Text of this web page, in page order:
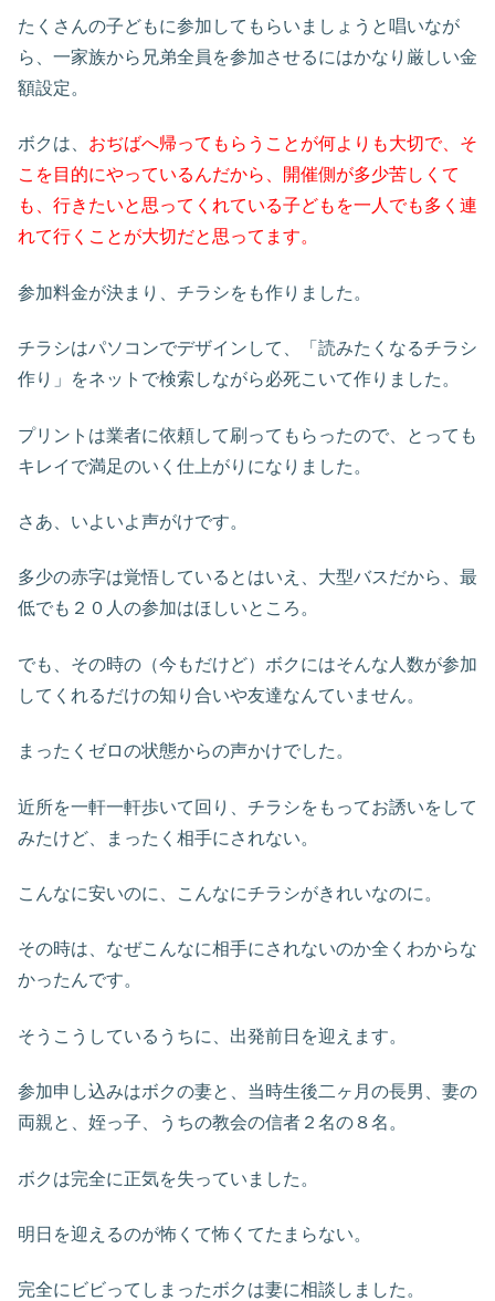
たくさんの子どもに参加してもらいましょうと唱いなが
ら、一家族から兄弟全員を参加させるにはかなり厳しい金
額設定。
ボクは、 おぢばへ帰ってもらうことが何よりも大切で、そ
こを目的にやっているんだから、開催側が多少苦しくて
も、行きたいと思ってくれている子どもを一人でも多く連
れて行くことが大切だと思ってます。
参加料金が決まり、チラシをも作りました。
チラシはパソコンでデザインして、「読みたくなるチラシ
作り」をネットで検索しながら必死こいて作りました。
プリントは業者に依頼して刷ってもらったので、とっても
キレイで満足のいく仕上がりになりました。
さあ、いよいよ声がけです。
多少の赤字は覚悟しているとはいえ、大型バスだから、最
低でも２０人の参加はほしいところ。
でも、その時の（今もだけど）ボクにはそんな人数が参加
してくれるだけの知り合いや友達なんていません。
まったくゼロの状態からの声かけでした。
近所を一軒一軒歩いて回り、チラシをもってお誘いをして
みたけど、まったく相手にされない。
こんなに安いのに、こんなにチラシがきれいなのに。
その時は、なぜこんなに相手にされないのか全くわからな
かったんです。
そうこうしているうちに、出発前日を迎えます。
参加申し込みはボクの妻と、当時生後二ヶ月の長男、妻の
両親と、姪っ子、うちの教会の信者２名の８名。
ボクは完全に正気を失っていました。
明日を迎えるのが怖くて怖くてたまらない。
完全にビビってしまったボクは妻に相談しました。